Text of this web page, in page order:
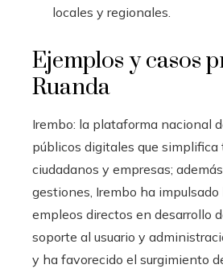
locales y regionales.
Ejemplos y casos
Ruanda
Irembo: la plataforma nacional
públicos digitales que
ciudadanos y empresas;
gestiones, Irembo ha impulsado
empleos directos en desarrollo
soporte al usuario y
y ha favorecido el surgimiento